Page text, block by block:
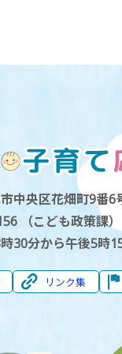
中央区花畑町9番
（こども政策課）
30分から午後5時
リンク集